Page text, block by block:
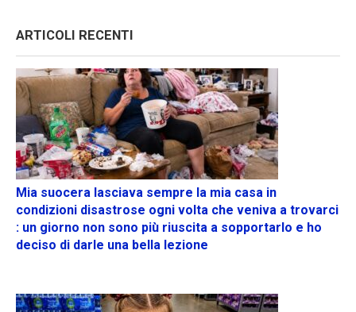
ARTICOLI RECENTI
Mia suocera lasciava sempre la mia casa in
condizioni disastrose ogni volta che veniva a trovarci
: un giorno non sono più riuscita a sopportarlo e ho
deciso di darle una bella lezione